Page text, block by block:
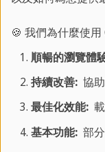
学时：2 周起
课程长度：每
课程时间：
最低年龄：18
学费：每周
🍪 我們為什麼使用
順暢的瀏覽體
持續改善:協助
最佳化效能:載
基本功能:部分